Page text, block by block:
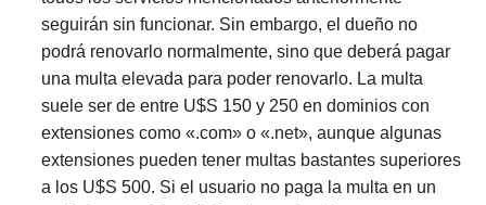
seguirán sin funcionar. Sin embargo, el dueño no
podrá renovarlo normalmente, sino que deberá pagar
una multa elevada para poder renovarlo. La multa
suele ser de entre U$S 150 y 250 en dominios con
extensiones como «.com» o «.net», aunque algunas
extensiones pueden tener multas bastantes superiores
a los U$S 500. Si el usuario no paga la multa en un